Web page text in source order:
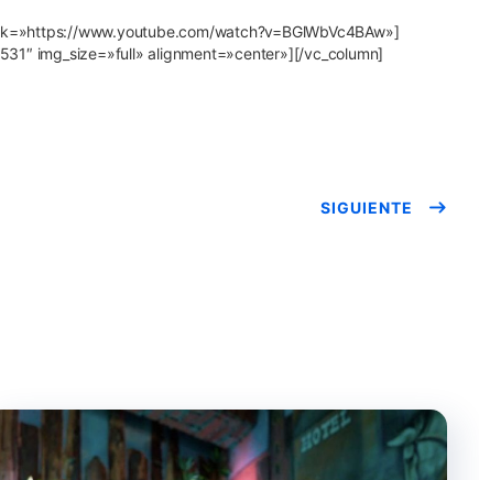
www.youtube.com/watch?v=BGlWbVc4BAw»]
img_size=»full» alignment=»center»][/vc_column]
SIGUIENTE